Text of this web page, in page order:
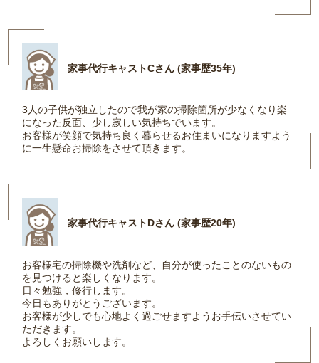
家事代行キャストCさん (家事歴35年)
3人の子供が独立したので我が家の掃除箇所が少なくなり楽
になった反面、少し寂しい気持ちでいます。
お客様が笑顔で気持ち良く暮らせるお住まいになりますよう
に一生懸命お掃除をさせて頂きます。
家事代行キャストDさん (家事歴20年)
お客様宅の掃除機や洗剤など、自分が使ったことのないもの
を見つけると楽しくなります。
日々勉強，修行します。
今日もありがとうございます。
お客様が少しでも心地よく過ごせますようお手伝いさせてい
ただきます。
よろしくお願いします。